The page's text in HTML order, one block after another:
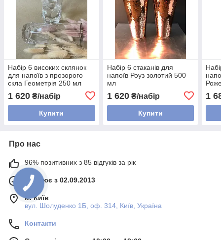
Набір 6 високих склянок
для напоїв з прозорого
скла Геометрія 250 мл
1 620 ₴/набір
Купити
Набір 6 стаканів для
напоїв Роуз золотий 500
мл
1 620₴/набір
Купити
1
Про нас
96% позитивних з 85 відгуків за рік
Працює з 02.09.2013
м. Київ
вул. Шолуденко 1Б, оф. 314, Київ, Україна
Контакти